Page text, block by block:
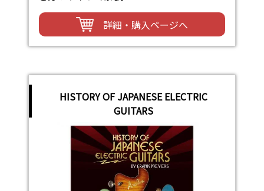
詳細・購入ページへ
HISTORY OF JAPANESE ELECTRIC
GUITARS